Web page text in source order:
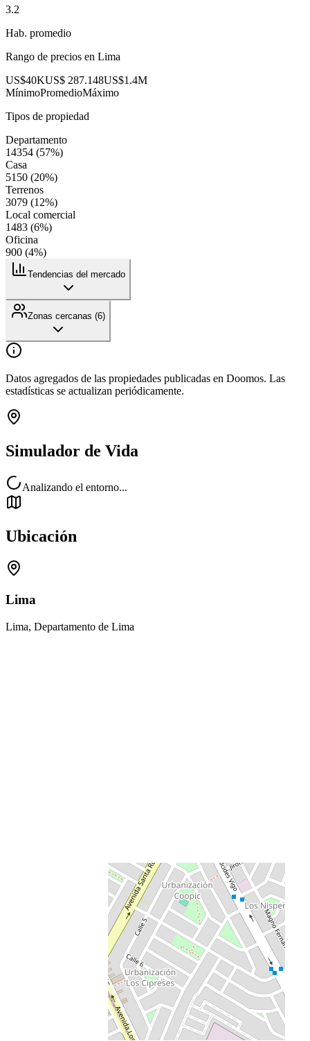
3.2
Hab. promedio
Rango de precios en Lima
US$40KUS$ 287.148US$1.4M
MínimoPromedioMáximo
Tipos de propiedad
Departamento
14354 (57%)
Casa
5150 (20%)
Terrenos
3079 (12%)
Local comercial
1483 (6%)
Oficina
900 (4%)
Tendencias del mercado
Zonas cercanas (6)
Datos agregados de las propiedades publicadas en Doomos. Las
estadísticas se actualizan periódicamente.
Simulador de Vida
Analizando el entorno...
Ubicación
Lima
Lima, Departamento de Lima